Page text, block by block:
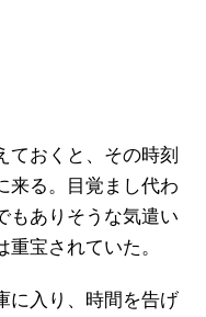
ておくと、その時刻
来る。目覚まし代わ
もありそうな気遣い
宝されていた。
に入り、時間を告げ